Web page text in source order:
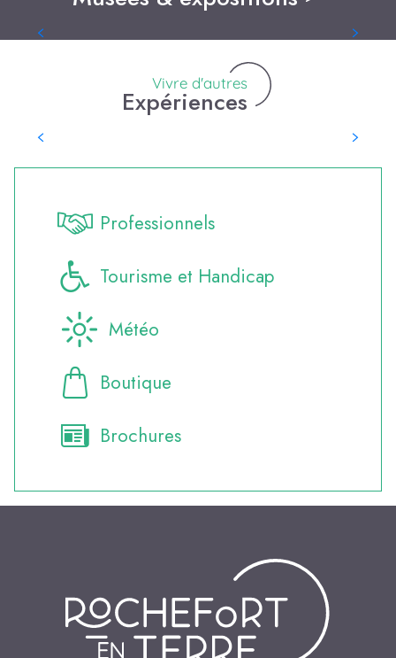
Vivre d'autres
Expériences
Voyager dans le temps
Professionnels
Tourisme et Handicap
Météo
Boutique
Brochures